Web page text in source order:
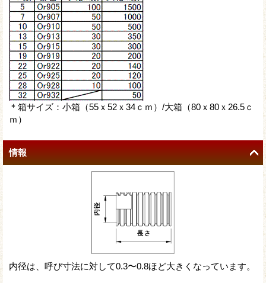
＊箱サイズ：小箱（55ｘ52ｘ34ｃｍ）/大箱（80ｘ80ｘ26.5ｃ
ｍ）
情報
内径は、呼び寸法に対して0.3〜0.8ほど大きくなっています。